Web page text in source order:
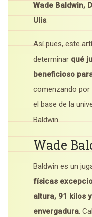
Wade Baldwin,
Ulis.
Así pues, este
determinar qué
beneficioso
comenzando por
el base de la
Baldwin.
Wade
Baldwin es un
físicas
altura, 91 kilos
envergadura.